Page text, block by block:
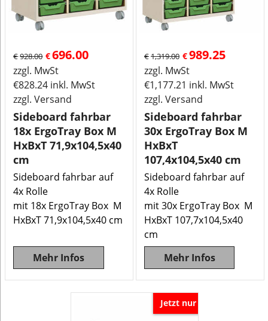
€928.00 €696.00
zzgl. MwSt
€828.24 inkl. MwSt
zzgl. Versand
Sideboard fahrbar
18x ErgoTray Box M
HxBxT 71,9x104,5x40
cm
Sideboard fahrbar auf
4x Rolle
mit 18x ErgoTray Box M
HxBxT 71,9x104,5x40 cm
Mehr Infos
€1,319.00 €989.25
zzgl. MwSt
€1,177.21 inkl. MwSt
zzgl. Versand
Sideboard fahrbar
30x ErgoTray Box M
HxBxT
107,4x104,5x40 cm
Sideboard fahrbar auf
4x Rolle
mit 30x ErgoTray Box M
HxBxT 107,7x104,5x40
cm
Mehr Infos
Jetzt nur